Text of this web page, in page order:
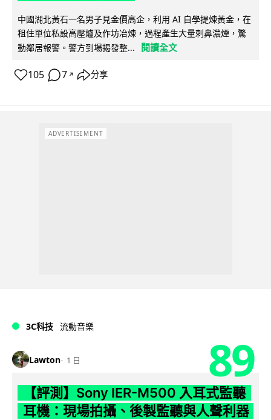
中國湖北黃石一名男子見金價高企，利用 AI 自學提煉黃金，在
租住單位私設高壓爐及作坊冶煉，過程產生大量刺鼻濃煙，驚
動鄰居報警。警方到場揭發整...
閱讀全文
105 7 ↗ 分享
ADVERTISEMENT
3C科技 流動音樂
Lawton 1 日 89
【評測】Sony IER-M500 入耳式監聽
耳機：現場拍攝、後製監聽與人聲利器